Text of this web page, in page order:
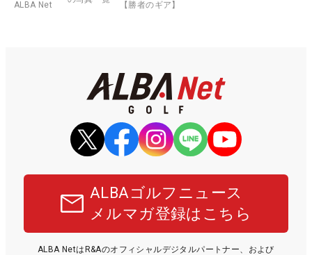
ALBA Net
【勝者のギア】
ALBAゴルフニュース
メルマガ登録はこちら
ALBA NetはR&Aのオフィシャルデジタルパートナー、および